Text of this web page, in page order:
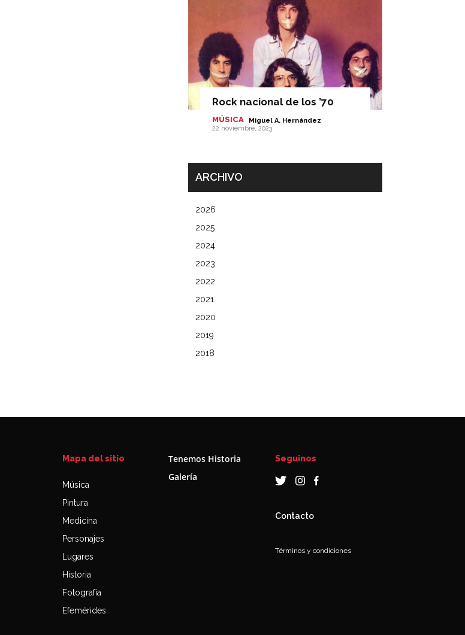
Rock nacional de los ’70
MÚSICA Miguel A. Hernández -
22 noviembre, 2023
ARCHIVO
2026
2025
2024
2023
2022
2021
2020
2019
2018
Mapa del sitio
Música
Pintura
Medicina
Personajes
Lugares
Historia
Fotografía
Efemérides
Tenemos Historia
Galería
Seguinos
Contacto
Términos y condiciones